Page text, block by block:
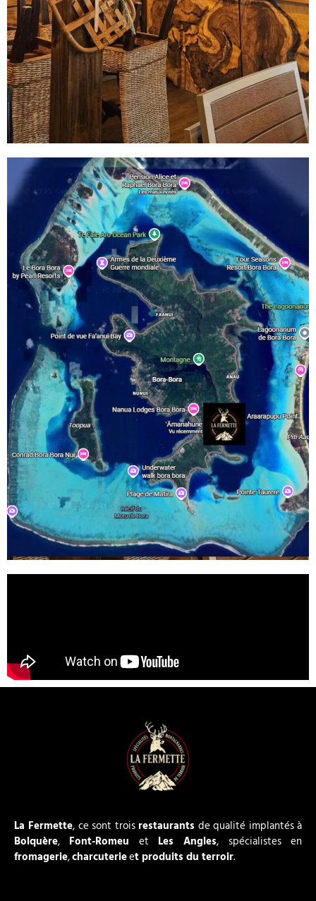
La Fermette, ce sont troisrestaurants de qualité implantés à
Bolquère, Font-Romeu et Les Angles, spécialistes en
fromagerie,charcuterieet produits du terroir.